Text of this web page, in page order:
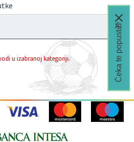
u izabranoj kategoriji. Čeka te popust🎁